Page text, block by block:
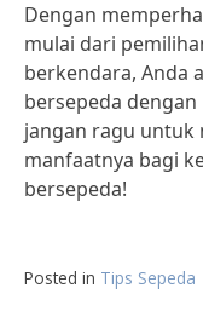
Dengan
mulai dari
berkendara, Anda
bersepeda dengan
jangan ragu untuk
manfaatnya bagi
bersepeda!
Posted in Tips Sepeda